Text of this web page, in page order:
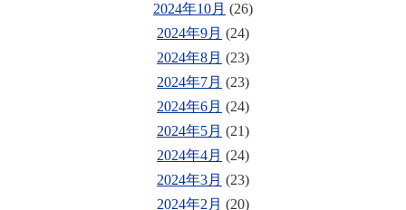
2024年10月 (26)
2024年9月 (24)
2024年8月 (23)
2024年7月 (23)
2024年6月 (24)
2024年5月 (21)
2024年4月 (24)
2024年3月 (23)
2024年2月 (20)